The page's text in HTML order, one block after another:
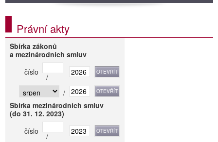
Právní akty
Sbírka zákonů
a mezinárodních smluv
číslo
/
/
Sbírka mezinárodních smluv
(do 31. 12. 2023)
číslo
/